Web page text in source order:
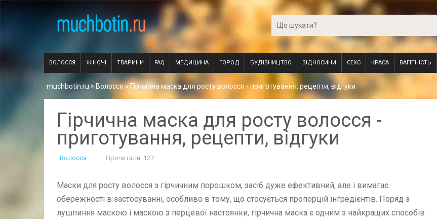
ВОЛОССЯ ЖІНОЧІ ТВАРИНИ FAQ МЕДИЦИНА ГОРОД БУДІВНИЦТВО ВІДНОСИНИ СЕКС КРАСА ВАГІТНІСТЬ
muchbotin.ru» Волосся» Гірчична маска для росту волосся - приготування, рецепти, відгуки
Гірчична маска для росту волосся -
приготування, рецепти, відгуки
Волосся Прочитали: 127
Маски для росту волосся з гірчичним порошком, засіб дуже ефективний, але і вимагає
обережності в застосуванні, особливо в тому, що стосується пропорцій інгредієнтів. Поряд з
лушпиння маскою і маскою з перцевої настоянки, гірчична маска є одним з найкращих способів